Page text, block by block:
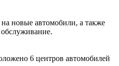
новые автомобили, а также
6 центров автомобилей